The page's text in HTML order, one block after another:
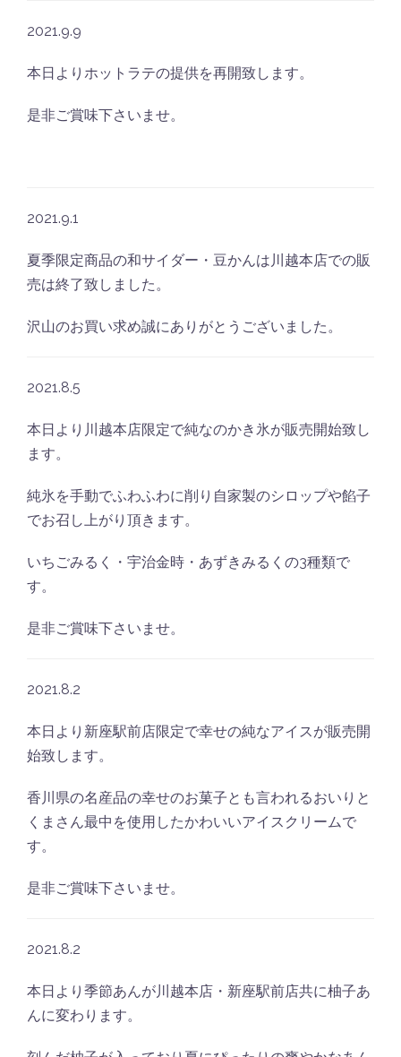
2021.9.9
本日よりホットラテの提供を再開致します。
是非ご賞味下さいませ。
2021.9.1
夏季限定商品の和サイダー・豆かんは川越本店での販
売は終了致しました。
沢山のお買い求め誠にありがとうございました。
2021.8.5
本日より川越本店限定で純なのかき氷が販売開始致し
ます。
純氷を手動でふわふわに削り自家製のシロップや餡子
でお召し上がり頂きます。
いちごみるく・宇治金時・あずきみるくの3種類で
す。
是非ご賞味下さいませ。
2021.8.2
本日より新座駅前店限定で幸せの純なアイスが販売開
始致します。
香川県の名産品の幸せのお菓子とも言われるおいりと
くまさん最中を使用したかわいいアイスクリームで
す。
是非ご賞味下さいませ。
2021.8.2
本日より季節あんが川越本店・新座駅前店共に柚子あ
んに変わります。